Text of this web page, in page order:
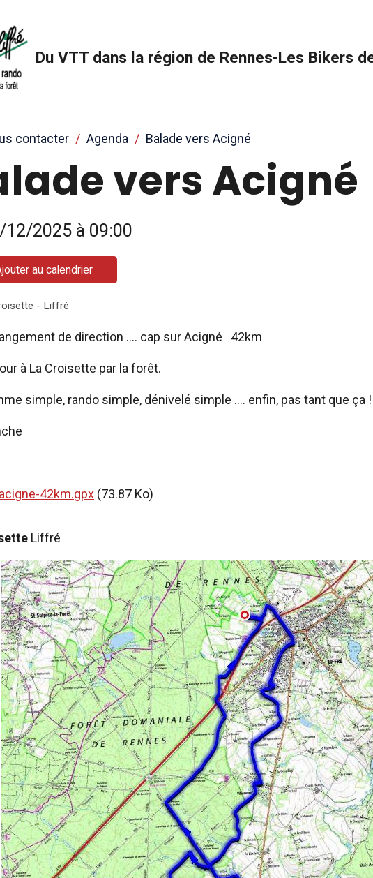
Du VTT dans la région de Rennes-Les Bikers
contacter Agenda Balade vers Acigné
vers Acigné
12/2025 à 09:00
au calendrier
- Liffré
de direction .... cap sur Acigné 42km
à La Croisette par la forêt.
simple, rando simple, dénivelé simple .... enfin, pas tant que ça
42km.gpx (73.87 Ko)
Liffré